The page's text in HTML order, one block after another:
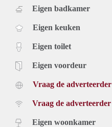
Eigen badkamer
Eigen keuken
Eigen toilet
Eigen voordeur
Vraag de adverteerder
Vraag de adverteerder
Eigen woonkamer